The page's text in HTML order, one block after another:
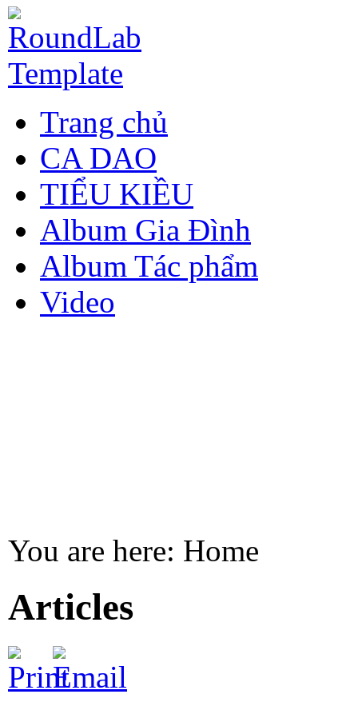
Trang chủ
CA DAO
TIỂU KIỀU
Album Gia Đình
Album Tác phẩm
Video
You are here: Home
Articles